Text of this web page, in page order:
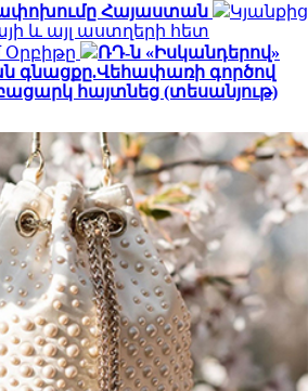
Հայաստան
Կյանքից
և այլ աստղերի հետ
ՌԴ-ն «Իսկանդերով»
գնացքը.Վեհափառի գործով
հայտնեց (տեսանյութ)